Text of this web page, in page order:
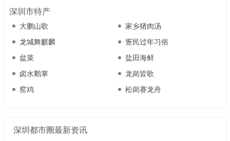
深圳市特产
大鹏山歌
家乡猪肉汤
龙城舞麒麟
疍民过年习俗
盆菜
盐田海鲜
卤水鹅掌
龙岗皆歌
窑鸡
松岗赛龙舟
深圳都市圈最新资讯